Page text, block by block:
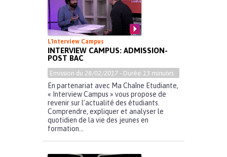
L'Interview Campus
INTERVIEW CAMPUS: ADMISSION-
POST BAC
Emission du 28/02/2017 - Durée 13 minutes
En partenariat avec Ma Chaîne Etudiante,
« Interview Campus » vous propose de
revenir sur l’actualité des étudiants.
Comprendre, expliquer et analyser le
quotidien de la vie des jeunes en
formation...